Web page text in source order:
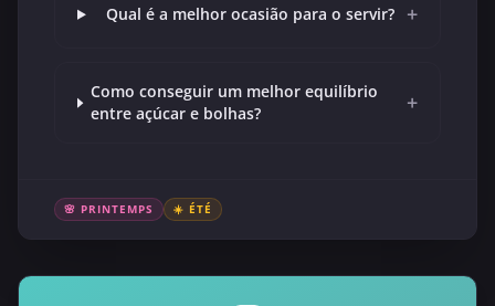
Qual é a melhor ocasião para o servir? +
Como conseguir um melhor equilíbrio
entre açúcar e bolhas?
+
🌸 PRINTEMPS ☀️ ÉTÉ